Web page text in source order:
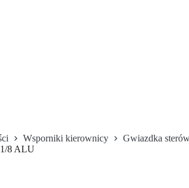
Wsporniki kierownicy
Gwiazdka
8 ALU